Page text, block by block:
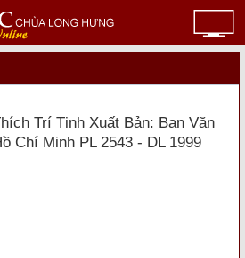
Trí Tịnh Xuất Bản: Ban Văn
Chí Minh PL 2543 - DL 1999